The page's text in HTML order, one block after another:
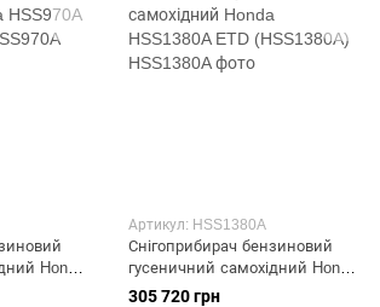
Honda
Артикул: HSS1380A
Снігоприбирач бензиновий
гусеничний самохідний Honda
HSS1380A ETD (HSS1380A)
305 720 грн